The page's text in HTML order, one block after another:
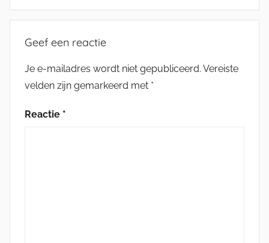
Geef een reactie
Je e-mailadres wordt niet gepubliceerd. Vereiste
velden zijn gemarkeerd met *
Reactie *